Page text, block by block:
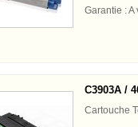
Garantie : A
C3903A /
Cartouche